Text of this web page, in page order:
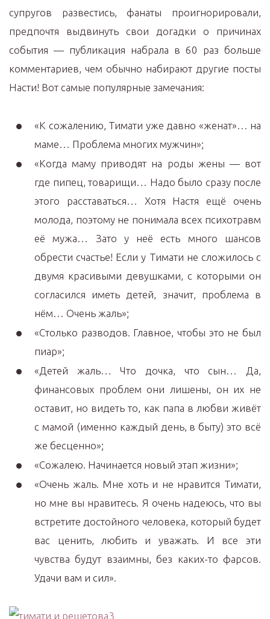
супругов развестись, фанаты проигнорировали,
предпочтя выдвинуть свои догадки о причинах
события — публикация набрала в 60 раз больше
комментариев, чем обычно набирают другие посты
Насти! Вот самые популярные замечания:
«К сожалению, Тимати уже давно «женат»… на
маме… Проблема многих мужчин»;
«Когда маму приводят на роды жены — вот
где пипец, товарищи… Надо было сразу после
этого расставаться… Хотя Настя ещё очень
молода, поэтому не понимала всех психотравм
её мужа… Зато у неё есть много шансов
обрести счастье! Если у Тимати не сложилось с
двумя красивыми девушками, с которыми он
согласился иметь детей, значит, проблема в
нём… Очень жаль»;
«Столько разводов. Главное, чтобы это не был
пиар»;
«Детей жаль… Что дочка, что сын… Да,
финансовых проблем они лишены, он их не
оставит, но видеть то, как папа в любви живёт
с мамой (именно каждый день, в быту) это всё
же бесценно»;
«Сожалею. Начинается новый этап жизни»;
«Очень жаль. Мне хоть и не нравится Тимати,
но мне вы нравитесь. Я очень надеюсь, что вы
встретите достойного человека, который будет
вас ценить, любить и уважать. И все эти
чувства будут взаимны, без каких-то фарсов.
Удачи вам и сил».